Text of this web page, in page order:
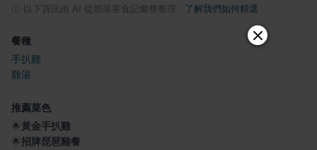
ⓘ 以下資訊由 AI 從部落客食記彙整整理 了解我們如何精選
餐種
手扒雞
雞湯
推薦菜色
🌟黃金手扒雞
🌟招牌琵琶雞餐